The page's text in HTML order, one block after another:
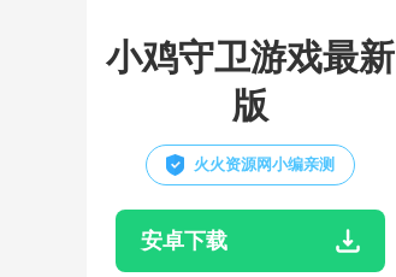
小鸡守卫游戏最新
版
火火资源网小编亲测
安卓下载